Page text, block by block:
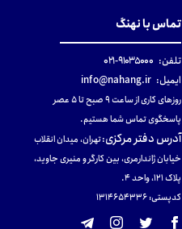
تماس با نهنگ
تلفن: ۹۱۰۳۵۰۰۰-۰۲۱
ایمیل: info@nahang.ir
روزهای کاری از ساعت ۹ صبح تا ۵ عصر
پاسخگوی تماس شما هستیم.
آدرس دفتر مرکزی:تهران، میدان انقلاب
خیابان ژاندارمری، بین کارگر و منیری جاوید،
پلاک 121، واحد ۴.
کدپستی: 131465433۶